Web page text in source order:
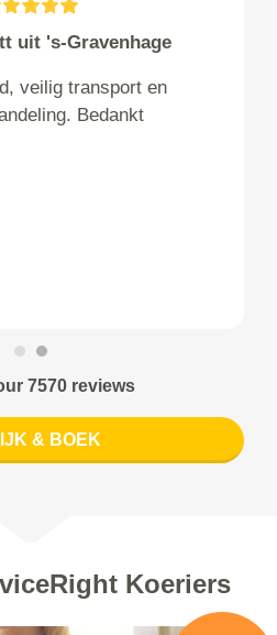
uit 's-Gravenhage
veilig transport en
Bedankt
7570 reviews
& BOEK
Koeriers